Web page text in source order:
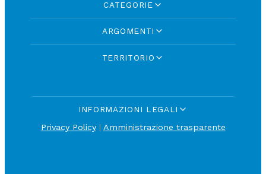
CATEGORIE
ARGOMENTI
TERRITORIO
INFORMAZIONI LEGALI
Privacy Policy| Amministrazione trasparente